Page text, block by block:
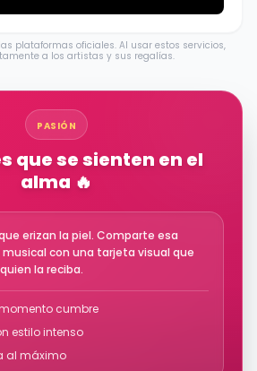
plataformas oficiales. Al usar estos servicios,
a los artistas y sus regalías.
PASIÓN
que se sienten en el
alma 🔥
erizan la piel. Comparte esa
con una tarjeta visual que
la reciba.
cumbre
estilo intenso
al máximo